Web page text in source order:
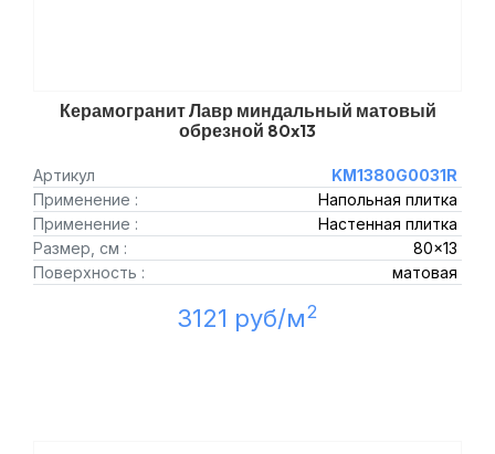
Керамогранит Лавр миндальный матовый
обрезной 80x13
Артикул
KM1380G0031R
Применение :
Напольная плитка
Применение :
Настенная плитка
Размер, см :
80x13
Поверхность :
матовая
3121 руб/м2